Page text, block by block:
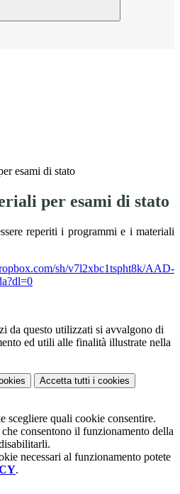
esami di stato
per esami di stato
reperiti i programmi e i materiali
sh/v7l2xbc1tspht8k/AAD-
da questo utilizzati si avvalgono di
ed utili alle finalità illustrate nella
Accetta tutti i cookies
scegliere quali cookie consentire.
consentono il funzionamento della
necessari al funzionamento potete
.